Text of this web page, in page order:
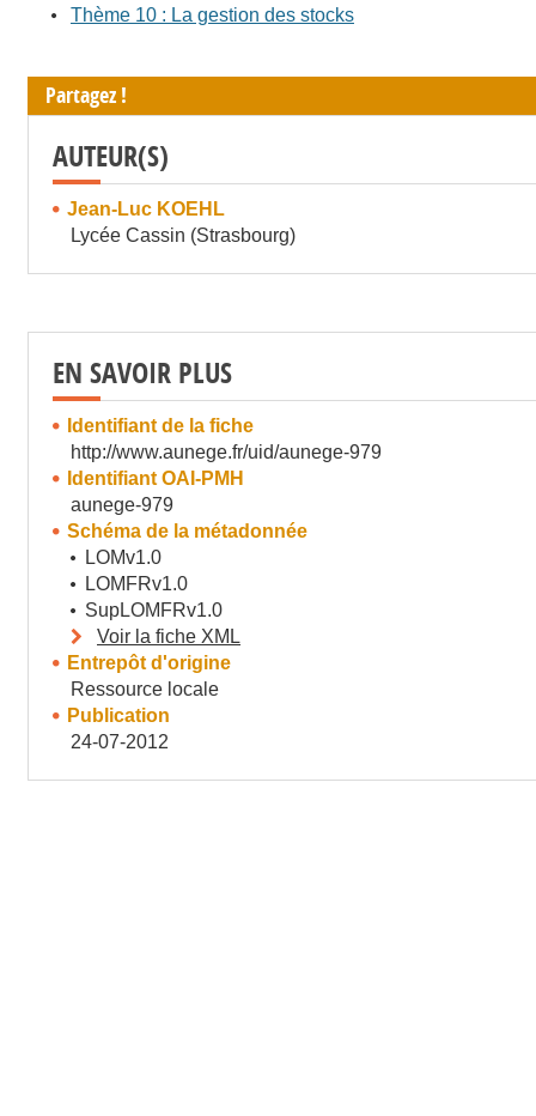
Thème 10 : La gestion des stocks
Partagez !
AUTEUR(S)
Jean-Luc KOEHL
Lycée Cassin (Strasbourg)
EN SAVOIR PLUS
Identifiant de la fiche
http://www.aunege.fr/uid/aunege-979
Identifiant OAI-PMH
aunege-979
Schéma de la métadonnée
LOMv1.0
LOMFRv1.0
SupLOMFRv1.0
Voir la fiche XML
Entrepôt d'origine
Ressource locale
Publication
24-07-2012